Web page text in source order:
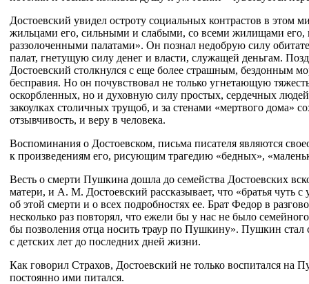
Достоевский увидел остроту социальных контрастов в этом
жильцами его, сильными и слабыми, со всеми жилищами
раззолоченными палатами». Он познал недобрую силу
палат, гнетущую силу денег и власти, служащей деньгам.
Достоевский столкнулся с еще более страшным, бездонным
бесправия. Но он почувствовал не только угнетающую
оскорбленных, но и духовную силу простых, сердечных
закоулках столичных трущоб, и за стенами «мертвого дома»
отзывчивость, и веру в человека.
Воспоминания о Достоевском, письма писателя являются
к произведениям его, рисующим трагедию «бедных»,
Весть о смерти Пушкина дошла до семейства Достоевских
матери, и А. М. Достоевский рассказывает, что «братья чуть с
об этой смерти и о всех подробностях ее. Брат Федор в
несколько раз повторял, что ежели бы у нас не было
бы позволения отца носить траур по Пушкину». Пушкин
с детских лет до последних дней жизни.
Как говорил Страхов, Достоевский не только воспитался на
постоянно ими питался.